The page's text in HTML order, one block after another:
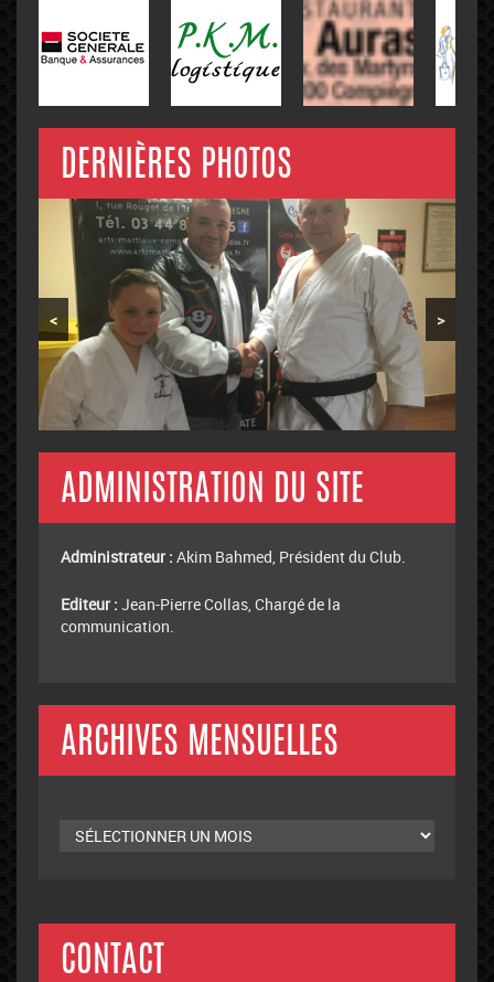
DERNIÈRES PHOTOS
< >
ADMINISTRATION DU SITE
Administrateur : Akim Bahmed, Président du Club.
Editeur : Jean-Pierre Collas, Chargé de la
communication.
ARCHIVES MENSUELLES
CONTACT